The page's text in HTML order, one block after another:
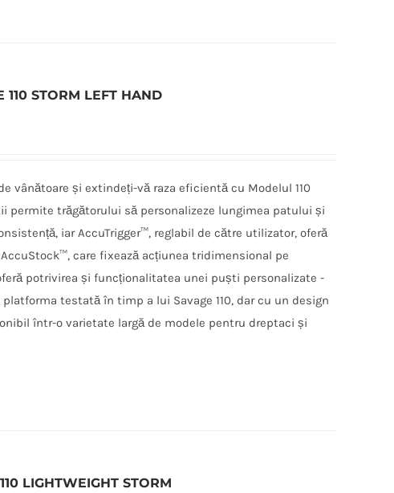
110 STORM LEFT HAND
vânătoare și extindeți-vă raza eficientă cu Modelul 110
permite trăgătorului să personalizeze lungimea patului și
iar AccuTrigger™, reglabil de către utilizator, oferă
care fixează acțiunea tridimensional pe
potrivirea și funcționalitatea unei puști personalizate -
testată în timp a lui Savage 110, dar cu un design
într-o varietate largă de modele pentru dreptaci și
LIGHTWEIGHT STORM